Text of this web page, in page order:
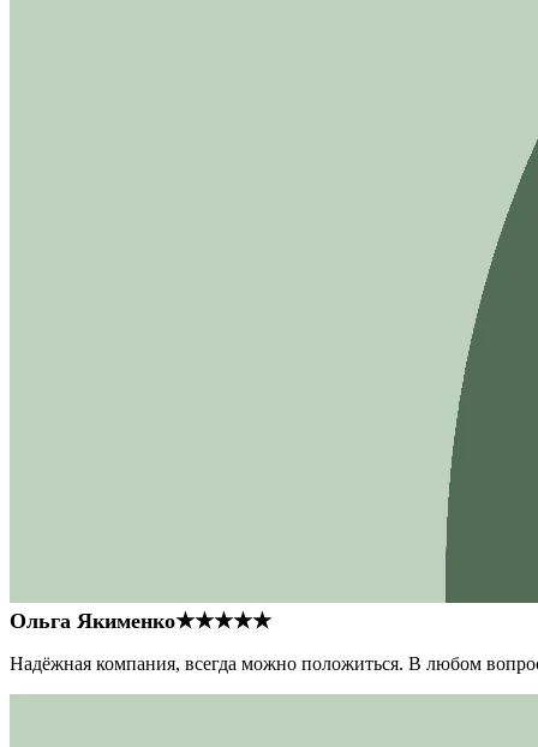
Ольга Якименко★★★★★
Надёжная компания, всегда можно положиться. В любом